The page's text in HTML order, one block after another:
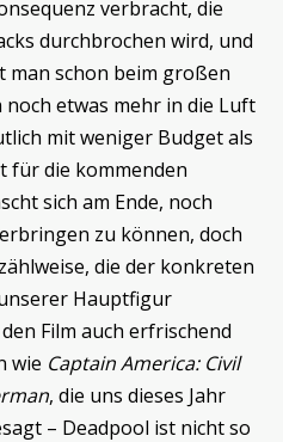
verbracht, die
durchbrochen wird, und
man schon beim großen
noch etwas mehr in die Luft
mit weniger Budget als
für die kommenden
sich am Ende, noch
zu können, doch
die der konkreten
Hauptfigur
Film auch erfrischend
wie Captain America: Civil
, die uns dieses Jahr
– Deadpool ist nicht so